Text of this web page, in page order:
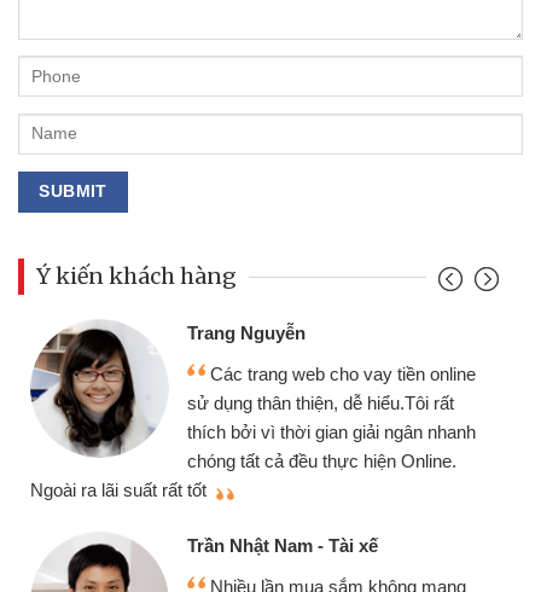
Ý kiến khách hàng
Đoàn Hữu Cảnh
Mình cần tiền gấp nên định cầm cố
chiếc xe wave nhưng thật may đã có
gói vay tiền bằng CMND online không
cần gặp mặt nên rất tiện lợi, sẽ giới
thiệu cho bạn bè biết
Cấn Văn Lực - Tạp hóa
Tôi kinh doanh buôn bán nhỏ lẻ